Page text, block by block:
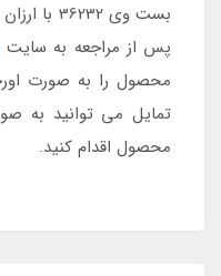
بست وی
پس از مراجعه به سایت
محصول را به صورت
تمایل می توانید به
محصول اقدام کنید.